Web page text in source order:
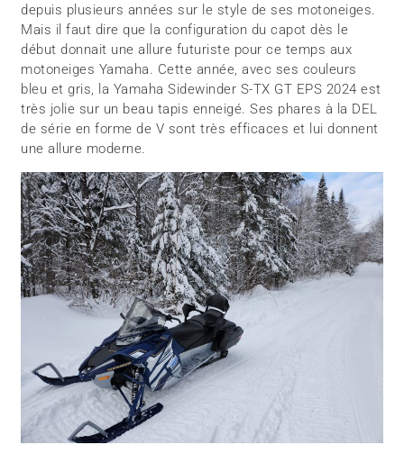
depuis plusieurs années sur le style de ses motoneiges.
Mais il faut dire que la configuration du capot dès le
début donnait une allure futuriste pour ce temps aux
motoneiges Yamaha. Cette année, avec ses couleurs
bleu et gris, la Yamaha Sidewinder S-TX GT EPS 2024 est
très jolie sur un beau tapis enneigé. Ses phares à la DEL
de série en forme de V sont très efficaces et lui donnent
une allure moderne.